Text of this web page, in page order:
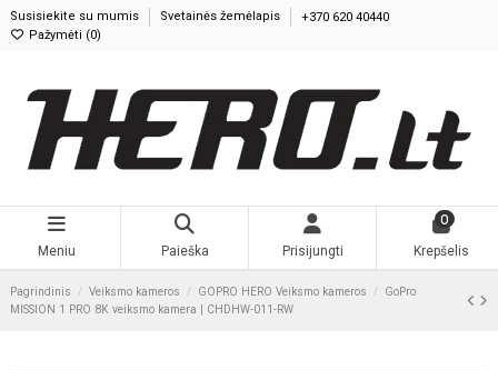
Susisiekite su mumis Svetainės žemėlapis
+370 620 40440
Pažymėti (0)
Meniu Paieška Prisijungti
0
Krepšelis
Pagrindinis Veiksmo kameros GOPRO HERO Veiksmo kameros
GoPro
MISSION 1 PRO 8K veiksmo kamera | CHDHW-011-RW